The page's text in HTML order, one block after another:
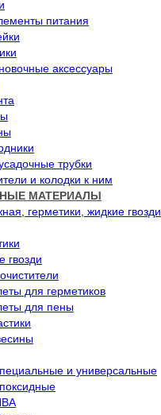
питания
аксессуары
трубки
и колодки к ним
МАТЕРИАЛЫ
герметики, жидкие гвозди,
гвозди
для герметиков
для пены
и универсальные